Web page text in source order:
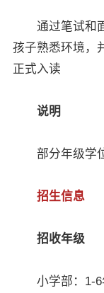
通过笔试和面
孩子熟悉环境，
正式入读
说明
部分年级学位
招生信息
招收年级
小学部：1-6